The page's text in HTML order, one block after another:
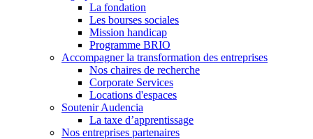
La fondation
Les bourses sociales
Mission handicap
Programme BRIO
Accompagner la transformation des entreprises
Nos chaires de recherche
Corporate Services
Locations d'espaces
Soutenir Audencia
La taxe d’apprentissage
Nos entreprises partenaires